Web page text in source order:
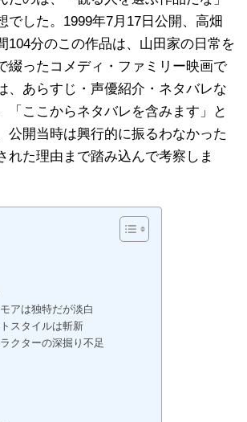
でした。1999年7月17日公開、高畑
104分のこの作品は、山田家の日常を
綴ったコメディ・ファミリー映画で
、あらすじ・声優紹介・ネタバレな
「ここからネタバレを含みます」と
公開当時は興行的に振るわなかった
れた理由まで踏み込んで考察しま
アは独特だが淡白
スタイルは斬新
クターの深掘り不足